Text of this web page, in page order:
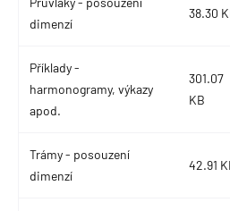
dimenzí
38.30
Příklady -
harmonogramy, výkazy
apod.
301.07
KB
Trámy - posouzení
dimenzí
42.91